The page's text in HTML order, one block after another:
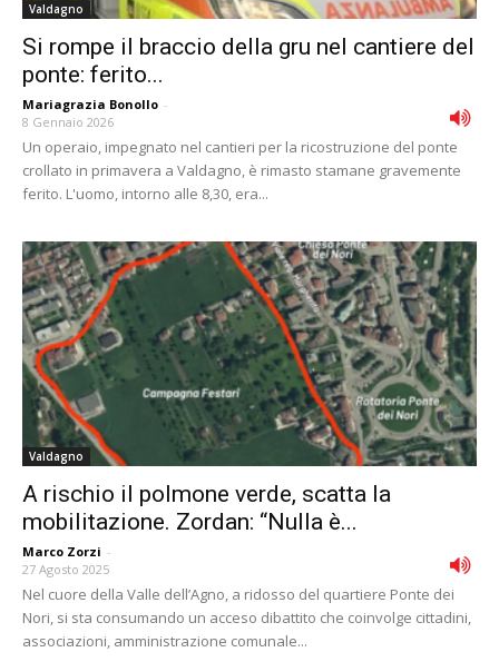
Valdagno
Si rompe il braccio della gru nel cantiere del
ponte: ferito...
Mariagrazia Bonollo -
8 Gennaio 2026
Un operaio, impegnato nel cantieri per la ricostruzione del ponte
crollato in primavera a Valdagno, è rimasto stamane gravemente
ferito. L'uomo, intorno alle 8,30, era...
Valdagno
A rischio il polmone verde, scatta la
mobilitazione. Zordan: “Nulla è...
Marco Zorzi -
27 Agosto 2025
Nel cuore della Valle dell’Agno, a ridosso del quartiere Ponte dei
Nori, si sta consumando un acceso dibattito che coinvolge cittadini,
associazioni, amministrazione comunale...